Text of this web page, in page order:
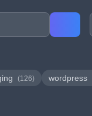
(126) wordpress